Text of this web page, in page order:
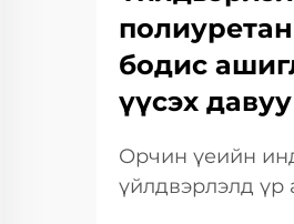
бодис
үүсэх
Орчин үеийн
үйлдвэрлэлд